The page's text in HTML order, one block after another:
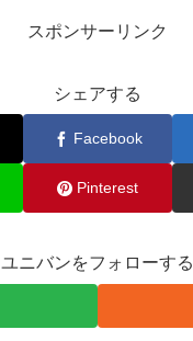
スポンサーリンク
シェアする
Facebook
Pinterest
ユニバンをフォローする